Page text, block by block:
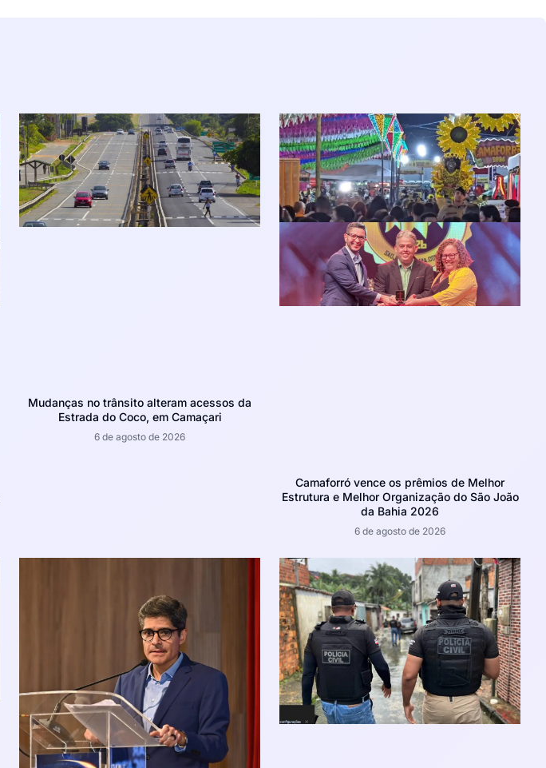
Mudanças no trânsito alteram acessos da
Estrada do Coco, em Camaçari
6 de agosto de 2026
Camaforró vence os prêmios de Melhor
Estrutura e Melhor Organização do São João
da Bahia 2026
6 de agosto de 2026